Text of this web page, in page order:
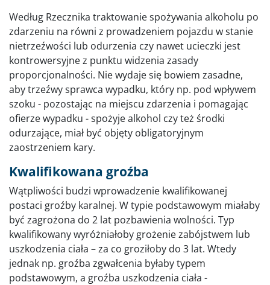
Według Rzecznika traktowanie spożywania alkoholu po
zdarzeniu na równi z prowadzeniem pojazdu w stanie
nietrzeźwości lub odurzenia czy nawet ucieczki jest
kontrowersyjne z punktu widzenia zasady
proporcjonalności. Nie wydaje się bowiem zasadne,
aby trzeźwy sprawca wypadku, który np. pod wpływem
szoku - pozostając na miejscu zdarzenia i pomagając
ofierze wypadku - spożyje alkohol czy też środki
odurzające, miał być objęty obligatoryjnym
zaostrzeniem kary.
Kwalifikowana groźba
Wątpliwości budzi wprowadzenie kwalifikowanej
postaci groźby karalnej. W typie podstawowym miałaby
być zagrożona do 2 lat pozbawienia wolności. Typ
kwalifikowany wyróżniałoby grożenie zabójstwem lub
uszkodzenia ciała – za co groziłoby do 3 lat. Wtedy
jednak np. groźba zgwałcenia byłaby typem
podstawowym, a groźba uszkodzenia ciała -